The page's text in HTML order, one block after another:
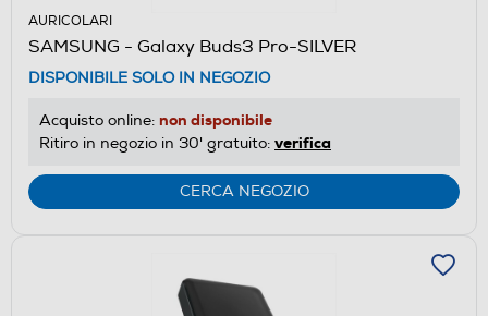
AURICOLARI
SAMSUNG - Galaxy Buds3 Pro-SILVER
DISPONIBILE SOLO IN NEGOZIO
Acquisto online: non disponibile
Ritiro in negozio in 30' gratuito: verifica
CERCA NEGOZIO